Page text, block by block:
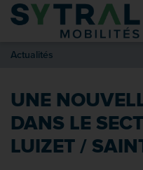
Contenu
Entête de page
Recherche
Pied de page
Actualités
UNE
DANS LE
LUIZET /